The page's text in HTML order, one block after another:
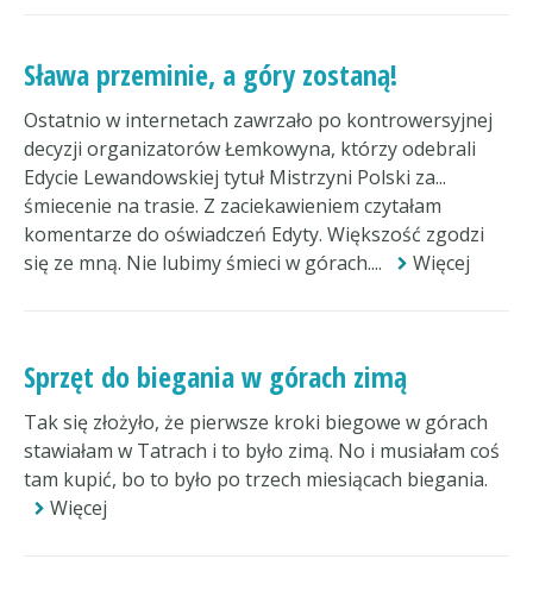
Sława przeminie, a góry zostaną!
Ostatnio w internetach zawrzało po kontrowersyjnej
decyzji organizatorów Łemkowyna, którzy odebrali
Edycie Lewandowskiej tytuł Mistrzyni Polski za...
śmiecenie na trasie. Z zaciekawieniem czytałam
komentarze do oświadczeń Edyty. Większość zgodzi
się ze mną. Nie lubimy śmieci w górach....
Więcej
Sprzęt do biegania w górach zimą
Tak się złożyło, że pierwsze kroki biegowe w górach
stawiałam w Tatrach i to było zimą. No i musiałam coś
tam kupić, bo to było po trzech miesiącach biegania.
Więcej